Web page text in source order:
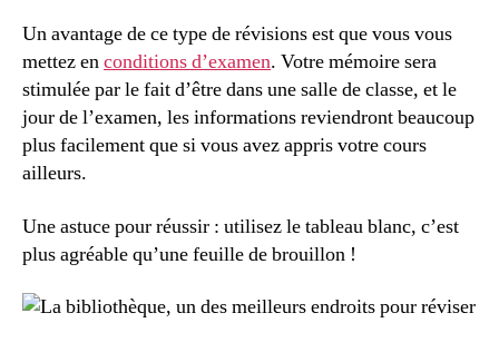
Un avantage de ce type de révisions est que vous vous
mettez enconditions d’examen. Votre mémoire sera
stimulée par le fait d’être dans une salle de classe, et le
jour de l’examen, les informations reviendront beaucoup
plus facilement que si vous avez appris votre cours
ailleurs.
Une astuce pour réussir : utilisez le tableau blanc, c’est
plus agréable qu’une feuille de brouillon !